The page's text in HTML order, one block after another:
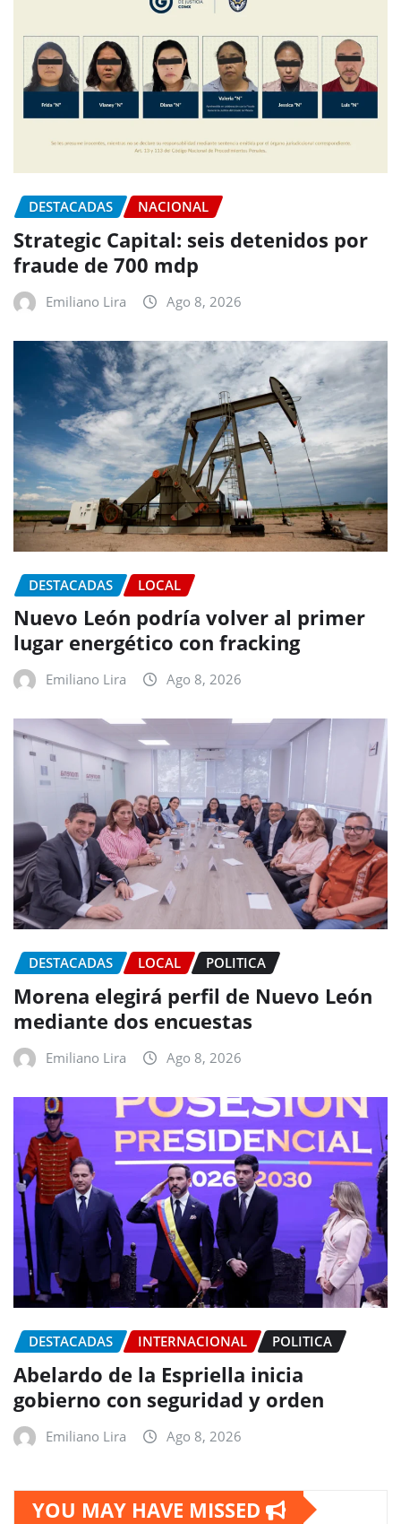
DESTACADAS NACIONAL
Strategic Capital: seis detenidos por
fraude de 700 mdp
Emiliano Lira Ago 8, 2026
DESTACADAS LOCAL
Nuevo León podría volver al primer
lugar energético con fracking
Emiliano Lira Ago 8, 2026
DESTACADAS LOCAL POLITICA
Morena elegirá perfil de Nuevo León
mediante dos encuestas
Emiliano Lira Ago 8, 2026
DESTACADAS INTERNACIONAL POLITICA
Abelardo de la Espriella inicia
gobierno con seguridad y orden
Emiliano Lira Ago 8, 2026
YOU MAY HAVE MISSED